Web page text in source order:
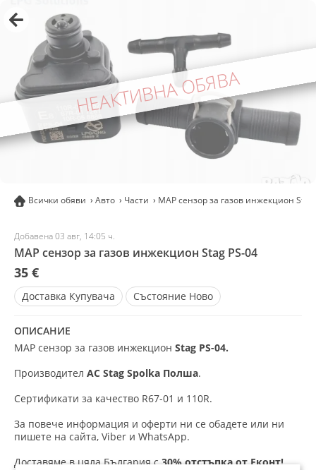
НЕАКТИВНА ОБЯВА
Всички обяви Авто Части MAP сензор за газов инжекцион
Добавена 03 авг, 14:05 ч.
MAP сензор за газов инжекцион Stag PS-04
35 €
Доставка Купувача Състояние Ново
ОПИСАНИЕ
MAP сензор за газов инжекцион Stag PS-04.
Производител AC Stag Spolka Полша.
Сертификати за качество R67-01 и 110R.
За повече информация и оферти ни се обадете или ни
пишете на сайта, Viber и WhatsApp.
Доставяме в цяла България с 30% отстъпка от Еконт!